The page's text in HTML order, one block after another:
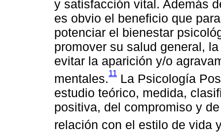
y satisfacción vital. Además
es obvio el beneficio que
potenciar el bienestar
promover su salud general,
evitar la aparición y/o
mentales.11 La Psicología
estudio teórico, medida,
positiva, del compromiso y
relación con el estilo de vida